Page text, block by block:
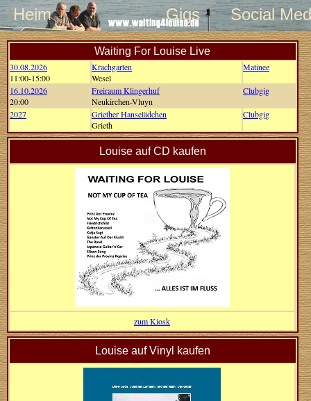
Heim Gigs Social
Waiting For Louise Live
30.08.2026
11:00-15:00
Krachgarten
Wesel
Matinee
16.10.2026
20:00
Freiraum Klingerhuf
Neukirchen-Vluyn
Clubgig
2027
Griether Hanselädchen
Grieth
Clubgig
Louise auf CD kaufen
zum Kiosk
Louise auf Vinyl kaufen